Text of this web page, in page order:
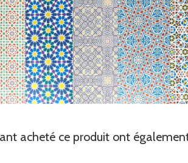
acheté ce produit ont